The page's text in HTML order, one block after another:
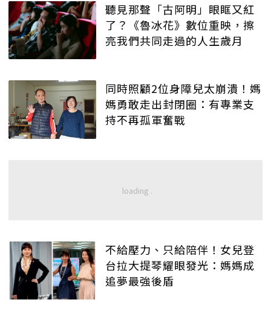
聽見那聲「古阿明」眼眶又紅
了？《魯冰花》數位重映，擦
亮我們共同走過的人生歲月
同時照顧2位身障兒太崩潰！媽
媽勇敢走出封閉圈：有專業支
持不再孤軍奮戰
不給壓力、只給陪伴！女兒登
台拉大提琴耀眼發光：媽媽成
追夢最強後盾